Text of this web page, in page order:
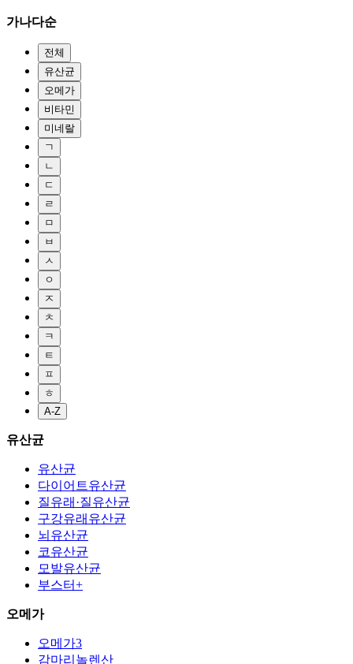
가나다순
전체
유산균
오메가
비타민
미네랄
ㄱ
ㄴ
ㄷ
ㄹ
ㅁ
ㅂ
ㅅ
ㅇ
ㅈ
ㅊ
ㅋ
ㅌ
ㅍ
ㅎ
A-Z
유산균
유산균
다이어트유산균
질유래·질유산균
구강유래유산균
뇌유산균
코유산균
모발유산균
부스터+
오메가
오메가3
감마리놀렌산